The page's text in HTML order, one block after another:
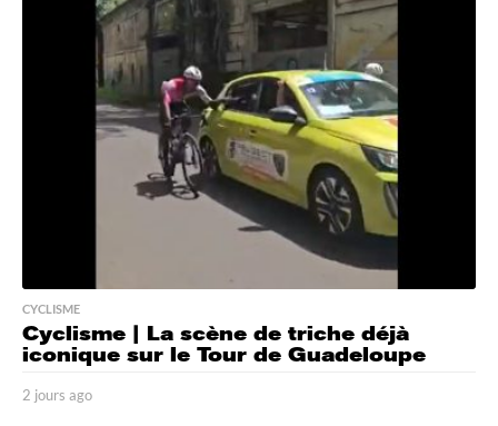
s
a
o
CYCLISME
Cyclisme | La scène de triche déjà
iconique sur le Tour de Guadeloupe
2 jours ago